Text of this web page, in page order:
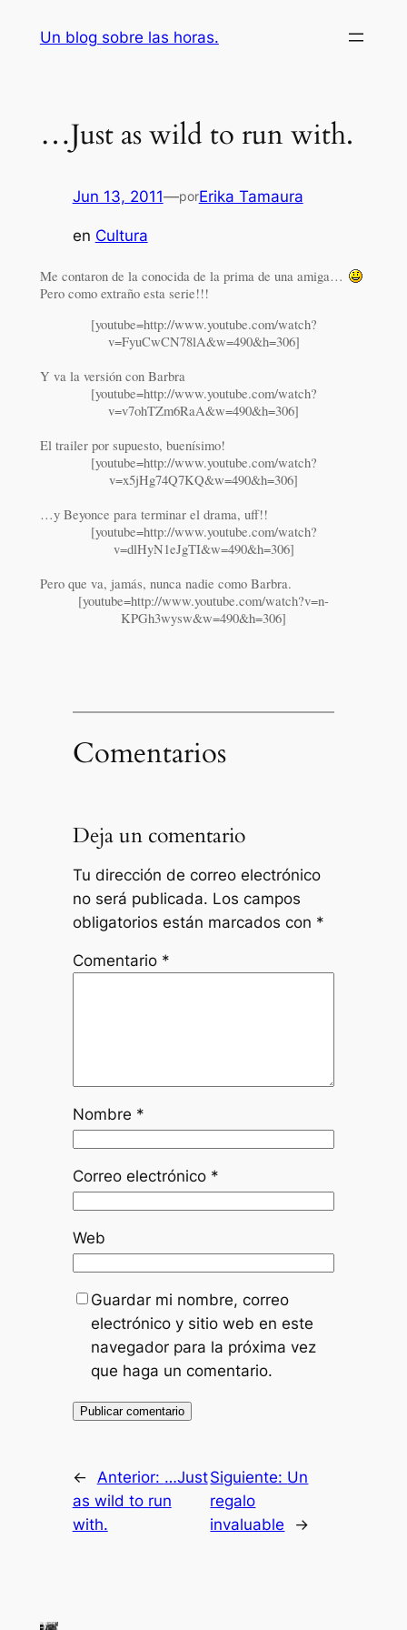
Un blog sobre las horas.
…Just as wild to run with.
Jun 13, 2011—porErika Tamaura
en Cultura
Me contaron de la conocida de la prima de una amiga…
Pero como extraño esta serie!!!
[youtube=http://www.youtube.com/watch?
v=FyuCwCN78lA&w=490&h=306]
Y va la versión con Barbra
[youtube=http://www.youtube.com/watch?
v=v7ohTZm6RaA&w=490&h=306]
El trailer por supuesto, buenísimo!
[youtube=http://www.youtube.com/watch?
v=x5jHg74Q7KQ&w=490&h=306]
…y Beyonce para terminar el drama, uff!!
[youtube=http://www.youtube.com/watch?
v=dlHyN1eJgTI&w=490&h=306]
Pero que va, jamás, nunca nadie como Barbra.
[youtube=http://www.youtube.com/watch?v=n-
KPGh3wysw&w=490&h=306]
Comentarios
Deja un comentario
Tu dirección de correo electrónico
no será publicada. Los campos
obligatorios están marcados con *
Comentario *
Nombre *
Correo electrónico *
Web
Guardar mi nombre, correo
electrónico y sitio web en este
navegador para la próxima vez
que haga un comentario.
← Anterior: …Just
as wild to run
with.
Siguiente: Un
regalo
invaluable
→